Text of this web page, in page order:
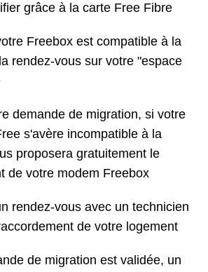
grâce à la carte Free Fibre
Freebox est compatible à la
rendez-vous sur votre "espace
demande de migration, si votre
s'avère incompatible à la
proposera gratuitement le
de votre modem Freebox
rendez-vous avec un technicien
de votre logement
de migration est validée, un